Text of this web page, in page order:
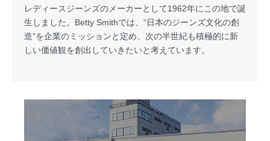
レディースジーンズのメーカーとして1962年にこの地で誕
生しました。Betty Smithでは、“日本のジーンズ文化の創
造”を企業のミッションと定め、次の半世紀も積極的に新
しい価値観を創出していきたいと考えています。